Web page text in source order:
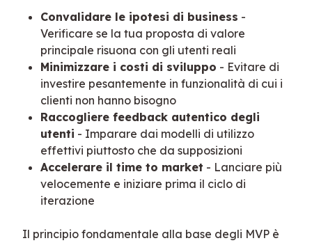
Convalidare le ipotesi di business -
Verificare se la tua proposta di valore
principale risuona con gli utenti reali
Minimizzare i costi di sviluppo - Evitare di
investire pesantemente in funzionalità di cui i
clienti non hanno bisogno
Raccogliere feedback autentico degli
utenti - Imparare dai modelli di utilizzo
effettivi piuttosto che da supposizioni
Accelerare il time to market - Lanciare più
velocemente e iniziare prima il ciclo di
iterazione